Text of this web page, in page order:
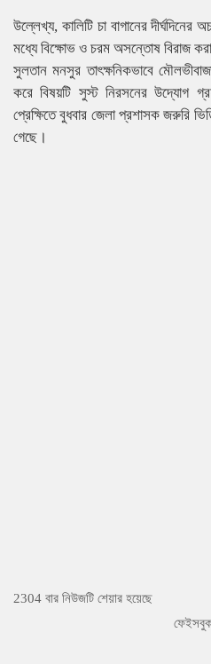
উল্লেখ্য, কালিটি চা বাগানের
মধ্যে বিক্ষোভ ও চরম অসন্তোষ বিরাজ
সুলতান মনসুর তাৎক্ষনিকভাবে
করে বিষয়টি সুস্ট নিরসনের উদ্যোগ
প্রেক্ষিতে বুধবার জেলা প্রশাসক জরুরি
গেছে।
2304 বার নিউজটি শেয়ার হয়েছে